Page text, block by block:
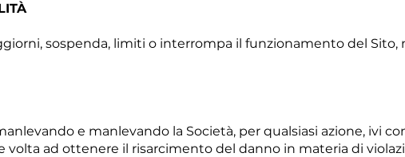
sospenda, limiti o interrompa il funzionamento del Sito,
e manlevando la Società, per qualsiasi azione, ivi
volta ad ottenere il risarcimento del danno in materia di